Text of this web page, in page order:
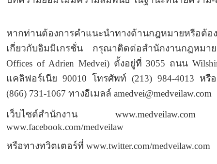
หากท่านต้องการคำแนะนำทางด้านกฎหมายหรือต้อ
เกี่ยวกับอิมมิเกรชั่น กรุณาติดต่อสำนักงานกฎหมา
Offices of Adrien Medvei) ตั้งอยู่ที่ 3055 ถนน
แคลิฟอร์เนีย 90010 โทรศัพท์ (213) 984-4013 หรื
(866) 731-1067 ทางอีเมลล์ amedvei@medveilaw.com
เว็บไซต์สำนักงาน
www.facebook.com/medveilaw
หรือทางทวิตเตอร์ที่ www.twitter.com/medveilaw.com